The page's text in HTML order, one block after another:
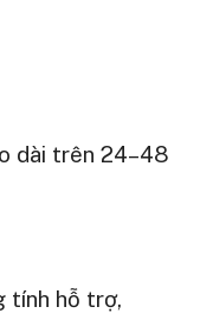
dài trên 24–48
tính hỗ trợ,